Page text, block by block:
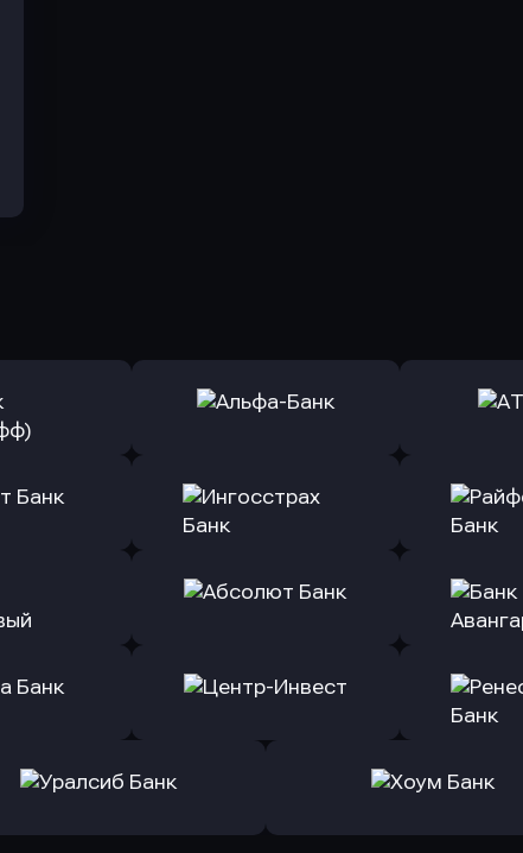
заявку
Оправить заявку
в Альфа-Банк
в
заявку
Банк
Оправить заявку
в
заявку
Оправить заявку
в Банк
заявку